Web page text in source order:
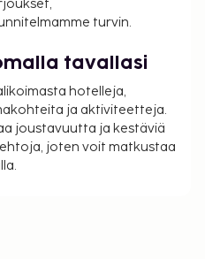
turvin.
tavallasi
hotelleja,
ja aktiviteetteja.
joustavuutta ja kestäviä
joten voit matkustaa